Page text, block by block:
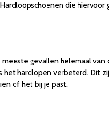
die hiervoor
gevallen helemaal van
het hardlopen verbeterd. Dit
of het bij je past.